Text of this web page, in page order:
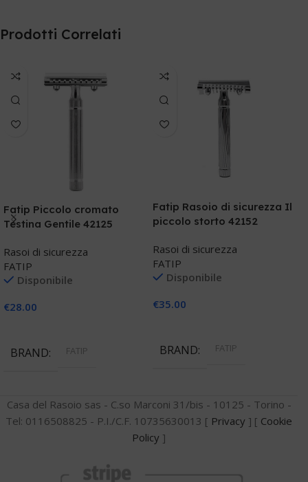
Prodotti Correlati
Fatip Piccolo cromato
Testina Gentile 42125
Rasoi di sicurezza
FATIP
Disponibile
€28.00
BRAND FATIP
Fatip Rasoio di sicurezza Il
piccolo storto 42152
Rasoi di sicurezza
FATIP
Disponibile
€35.00
BRAND FATIP
Casa del Rasoio sas - C.so Marconi 31/bis - 10125 - Torino -
Tel: 0116508825 - P.I./C.F. 10735630013 [ Privacy ] [ Cookie
Policy ]